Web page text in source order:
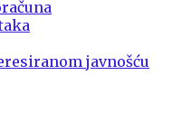
javnošću